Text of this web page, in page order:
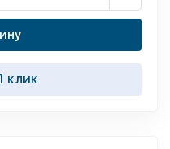
клик